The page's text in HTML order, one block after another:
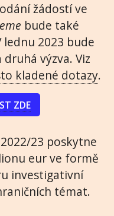
žádostí ve
bude také
lednu 2023 bude
výzva. Viz
kladené dotazy.
ZDE
23 poskytne
eur ve formě
investigativní
témat.